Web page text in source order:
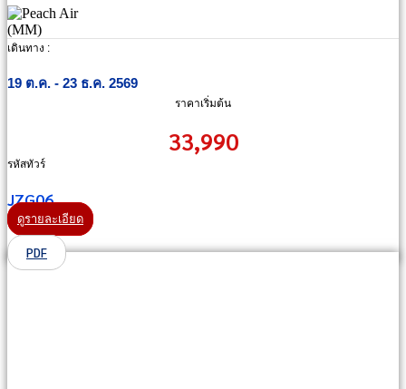
เดินทาง :
19 ต.ค. - 23 ธ.ค. 2569
ราคาเริ่มต้น
33,990
รหัสทัวร์
JZG06
ดูรายละเอียด
PDF